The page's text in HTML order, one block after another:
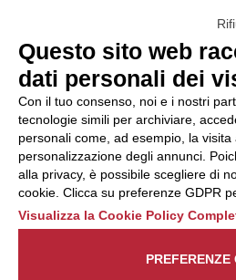
del Codice di
possibile presentare un
reclamo
all’Organismo di
Monitoraggio
una delle modalità
descritte al seguente
indirizzo web
https://odm-
agenzielavoro.it/
Questo sito web
dati personali dei
Con il tuo consenso, noi e i nostri
tecnologie simili per archiviare,
personali come, ad esempio, la visita
personalizzazione degli annunci.
alla privacy, è possibile scegliere di
cookie. Clicca su preferenze GDPR
Visualizza la Cookie Policy
PREFERENZE